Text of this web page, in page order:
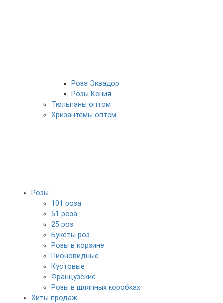
Роза Эквадор
Розы Кения
Тюльпаны оптом
Хризантемы оптом
Розы
101 роза
51 роза
25 роз
Букеты роз
Розы в корзине
Пионовидные
Кустовые
Французские
Розы в шляпных коробках
Хиты продаж